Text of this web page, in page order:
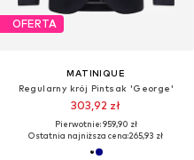
OFERTA
MATINIQUE
Regularny krój Pintsak 'George'
303,92 zł
Pierwotnie: 959,90 zł
Ostatnia najniższa cena:265,93 zł